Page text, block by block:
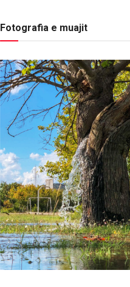
Fotografia e muajit